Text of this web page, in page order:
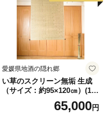
愛媛県地酒の隠れ郷
い草のスクリーン無垢 生成
（サイズ：約95×120㎝）(14
65,000円